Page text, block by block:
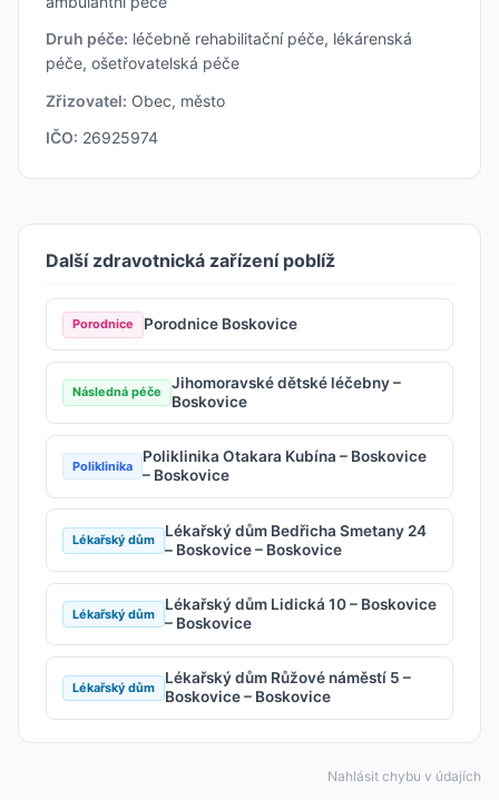
Druh péče: léčebně rehabilitační péče, lékárenská
péče, ošetřovatelská péče
Zřizovatel: Obec, město
IČO: 26925974
Další zdravotnická zařízení poblíž
Porodnice Porodnice Boskovice
Následná péče
Jihomoravské dětské léčebny –
Boskovice
Poliklinika
Poliklinika Otakara Kubína – Boskovice
– Boskovice
Lékařský dům
Lékařský dům Bedřicha Smetany 24
– Boskovice – Boskovice
Lékařský dům
Lékařský dům Lidická 10 – Boskovice
– Boskovice
Lékařský dům
Lékařský dům Růžové náměstí 5 –
Boskovice – Boskovice
Nahlásit chybu v údajích